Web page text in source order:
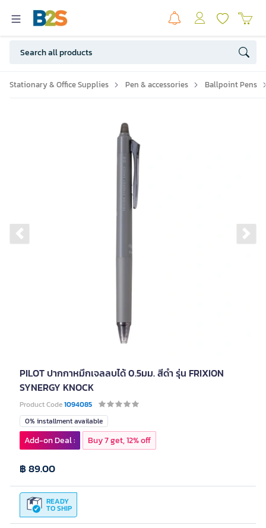
Stationary & Office Supplies Pen & accessories Ballpoint Pens
Previous slide
PILOT ปากกาหมึกเจลลบได้ 0.5มม. สีดำ รุ่น FRIXION
SYNERGY KNOCK
Product Code1094085
0% installment available
READY
TO SHIP
฿ 89.00
Add-on Deal : Buy 7 get, 12% off